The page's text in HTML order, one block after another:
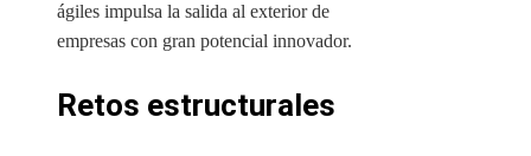
ágiles impulsa la salida al exterior de
empresas con gran potencial innovador.
Retos estructurales